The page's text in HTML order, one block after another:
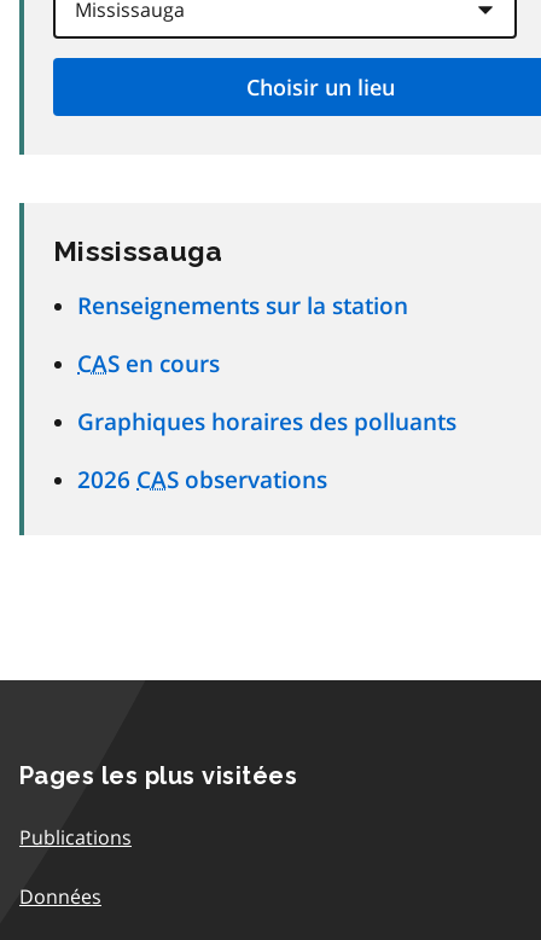
Mississauga
Renseignements sur la station
CAS en cours
Graphiques horaires des polluants
2026 CAS observations
Pages les plus visitées
Publications
Données